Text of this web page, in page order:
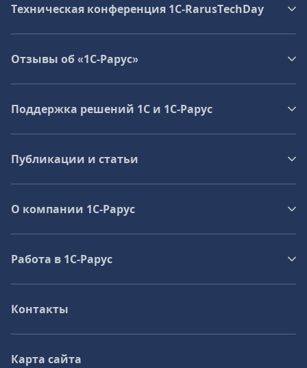
Техническая конференция 1C‑RarusTechDay
Отзывы об «1С-Рарус»
Поддержка решений 1С и 1С‑Рарус
Публикации и статьи
О компании 1C-Рарус
Работа в 1С‑Рарус
Контакты
Карта сайта